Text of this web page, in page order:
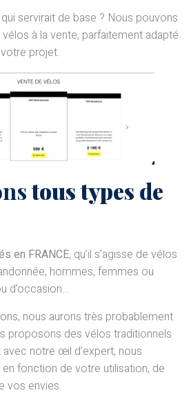
servirait de base ? Nous pouvons
à la vente, parfaitement adapté
projet.
toustypes de
en FRANCE, qu’il s’agisse de vélos
hommes, femmes ou
d’occasion…
nous aurons très probablement
proposons des vélos traditionnels
notre œil d’expert, nous
fonction de votre utilisation, de
vos envies.